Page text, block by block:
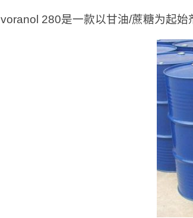
voranol 280是一款以甘油/蔗糖为起始